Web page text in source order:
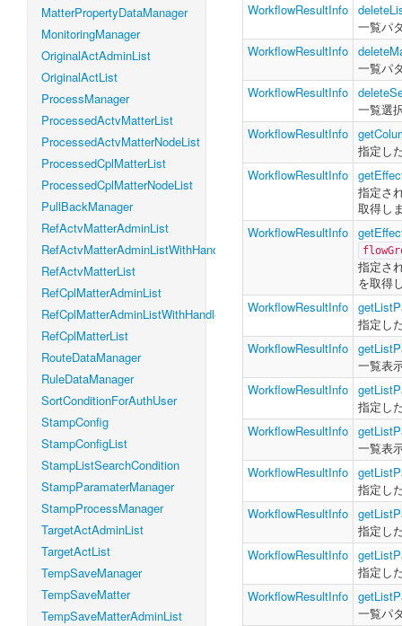
MatterPropertyDataManager
MonitoringManager
OriginalActAdminList
OriginalActList
ProcessManager
ProcessedActvMatterList
ProcessedActvMatterNodeList
ProcessedCplMatterList
ProcessedCplMatterNodeList
PullBackManager
RefActvMatterAdminList
RefActvMatterAdminListWithHandleLevel
RefActvMatterList
RefCplMatterAdminList
RefCplMatterAdminListWithHandleLevel
RefCplMatterList
RouteDataManager
RuleDataManager
SortConditionForAuthUser
StampConfig
StampConfigList
StampListSearchCondition
StampParamaterManager
StampProcessManager
TargetActAdminList
TargetActList
TempSaveManager
TempSaveMatter
TempSaveMatterAdminList
WorkflowResultInfo
一覧パ
WorkflowResultInfo
一覧パ
WorkflowResultInfo
一覧選
WorkflowResultInfo
指定し
WorkflowResultInfo
指定さ
取得し
WorkflowResultInfo
指定さ
を取得
WorkflowResultInfo
指定し
WorkflowResultInfo
一覧表
WorkflowResultInfo
指定し
WorkflowResultInfo
一覧表
WorkflowResultInfo
指定し
WorkflowResultInfo
指定し
WorkflowResultInfo
指定し
WorkflowResultInfo
一覧パ